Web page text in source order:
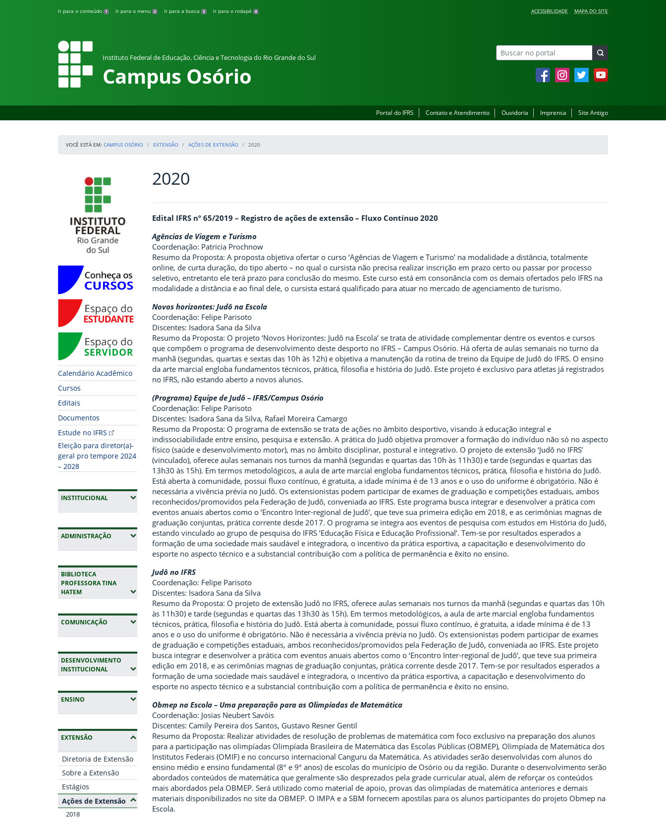
Ir para o conteúdo 1 Ir para o menu 2 Ir para a busca 3 Ir para o rodapé 4 ACESSIBILIDADE MAPA DO SITE
Instituto Federal de Educação, Ciência e Tecnologia do Rio Grande do Sul
Campus Osório FacebookInstagramTwitter YouTube
Portal do IFRS Contato e Atendimento Ouvidoria Imprensa Site Antigo
VOCÊ ESTÁ EM: CAMPUS OSÓRIO EXTENSÃO AÇÕES DE EXTENSÃO 2020
Início da navegação
Conheça os Cursos
Espaço do Estudante
Espaço do Servidor
Calendário Acadêmico
Cursos
Editais
Documentos
Estude no IFRS
Eleição para diretor(a)-
geral pro tempore 2024
– 2028
INSTITUCIONAL(EXPANDIR SUBMENUS)
ADMINISTRAÇÃO (EXPANDIR SUBMENUS)
BIBLIOTECA
PROFESSORA TINA
HATEM(EXPANDIR SUBMENUS)
COMUNICAÇÃO (EXPANDIR SUBMENUS)
DESENVOLVIMENTO
INSTITUCIONAL(EXPANDIR SUBMENUS)
ENSINO (EXPANDIR SUBMENUS)
EXTENSÃO (OCULTAR SUBMENUS)
Diretoria de Extensão
Sobre a Extensão
Estágios
Ações de Extensão (Ocultar submenus)
2018
Início do conteúdo
2020
Edital IFRS nº 65/2019 – Registro de ações de extensão – Fluxo Contínuo 2020
Agências de Viagem e Turismo
Coordenação: Patricia Prochnow
Resumo da Proposta: A proposta objetiva ofertar o curso ‘Agências de Viagem e Turismo’ na modalidade a distância, totalmente
online, de curta duração, do tipo aberto – no qual o cursista não precisa realizar inscrição em prazo certo ou passar por processo
seletivo, entretanto ele terá prazo para conclusão do mesmo. Este curso está em consonância com os demais ofertados pelo IFRS na
modalidade a distância e ao final dele, o cursista estará qualificado para atuar no mercado de agenciamento de turismo.
Novos horizontes: Judô na Escola
Coordenação: Felipe Parisoto
Discentes: Isadora Sana da Silva
Resumo da Proposta: O projeto ‘Novos Horizontes: Judô na Escola’ se trata de atividade complementar dentre os eventos e cursos
que compõem o programa de desenvolvimento deste desporto no IFRS – Campus Osório. Há oferta de aulas semanais no turno da
manhã (segundas, quartas e sextas das 10h às 12h) e objetiva a manutenção da rotina de treino da Equipe de Judô do IFRS. O ensino
da arte marcial engloba fundamentos técnicos, prática, filosofia e história do Judô. Este projeto é exclusivo para atletas já registrados
no IFRS, não estando aberto a novos alunos.
(Programa) Equipe de Judô – IFRS/Campus Osório
Coordenação: Felipe Parisoto
Discentes: Isadora Sana da Silva, Rafael Moreira Camargo
Resumo da Proposta: O programa de extensão se trata de ações no âmbito desportivo, visando à educação integral e
indissociabilidade entre ensino, pesquisa e extensão. A prática do Judô objetiva promover a formação do indivíduo não só no aspecto
físico (saúde e desenvolvimento motor), mas no âmbito disciplinar, postural e integrativo. O projeto de extensão ‘Judô no IFRS’
(vinculado), oferece aulas semanais nos turnos da manhã (segundas e quartas das 10h às 11h30) e tarde (segundas e quartas das
13h30 às 15h). Em termos metodológicos, a aula de arte marcial engloba fundamentos técnicos, prática, filosofia e história do Judô.
Está aberta à comunidade, possui fluxo contínuo, é gratuita, a idade mínima é de 13 anos e o uso do uniforme é obrigatório. Não é
necessária a vivência prévia no Judô. Os extensionistas podem participar de exames de graduação e competições estaduais, ambos
reconhecidos/promovidos pela Federação de Judô, conveniada ao IFRS. Este programa busca integrar e desenvolver a prática com
eventos anuais abertos como o ‘Encontro Inter-regional de Judô’, que teve sua primeira edição em 2018, e as cerimônias magnas de
graduação conjuntas, prática corrente desde 2017. O programa se integra aos eventos de pesquisa com estudos em História do Judô,
estando vinculado ao grupo de pesquisa do IFRS ‘Educação Física e Educação Profissional’. Tem-se por resultados esperados a
formação de uma sociedade mais saudável e integradora, o incentivo da prática esportiva, a capacitação e desenvolvimento do
esporte no aspecto técnico e a substancial contribuição com a política de permanência e êxito no ensino.
Judô no IFRS
Coordenação: Felipe Parisoto
Discentes: Isadora Sana da Silva
Resumo da Proposta: O projeto de extensão Judô no IFRS, oferece aulas semanais nos turnos da manhã (segundas e quartas das 10h
às 11h30) e tarde (segundas e quartas das 13h30 às 15h). Em termos metodológicos, a aula de arte marcial engloba fundamentos
técnicos, prática, filosofia e história do Judô. Está aberta à comunidade, possui fluxo contínuo, é gratuita, a idade mínima é de 13
anos e o uso do uniforme é obrigatório. Não é necessária a vivência prévia no Judô. Os extensionistas podem participar de exames
de graduação e competições estaduais, ambos reconhecidos/promovidos pela Federação de Judô, conveniada ao IFRS. Este projeto
busca integrar e desenvolver a prática com eventos anuais abertos como o ‘Encontro Inter-regional de Judô’, que teve sua primeira
edição em 2018, e as cerimônias magnas de graduação conjuntas, prática corrente desde 2017. Tem-se por resultados esperados a
formação de uma sociedade mais saudável e integradora, o incentivo da prática esportiva, a capacitação e desenvolvimento do
esporte no aspecto técnico e a substancial contribuição com a política de permanência e êxito no ensino.
Obmep na Escola – Uma preparação para as Olimpíadas de Matemática
Coordenação: Josias Neubert Savóis
Discentes: Camily Pereira dos Santos, Gustavo Resner Gentil
Resumo da Proposta: Realizar atividades de resolução de problemas de matemática com foco exclusivo na preparação dos alunos
para a participação nas olimpíadas Olimpíada Brasileira de Matemática das Escolas Públicas (OBMEP), Olimpíada de Matemática dos
Institutos Federais (OMIF) e no concurso internacional Canguru da Matemática. As atividades serão desenvolvidas com alunos do
ensino médio e ensino fundamental (8º e 9º anos) de escolas do município de Osório ou da região. Durante o desenvolvimento serão
abordados conteúdos de matemática que geralmente são desprezados pela grade curricular atual, além de reforçar os conteúdos
mais abordados pela OBMEP. Será utilizado como material de apoio, provas das olimpíadas de matemática anteriores e demais
materiais disponibilizados no site da OBMEP. O IMPA e a SBM fornecem apostilas para os alunos participantes do projeto Obmep na
Escola.